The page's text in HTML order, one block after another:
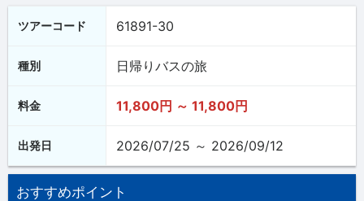
ツアーコード 61891-30
種別 日帰りバスの旅
料金 11,800円 ～ 11,800円
出発日 2026/07/25 ～ 2026/09/12
おすすめポイント